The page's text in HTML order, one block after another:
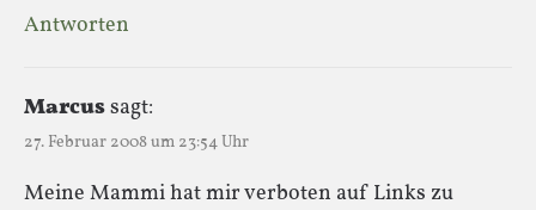
Antworten
Marcussagt:
27. Februar 2008 um 23:54 Uhr
Meine Mammi hat mir verboten auf Links zu